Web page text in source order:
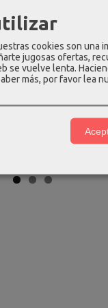
Mochila
40,60
cookies son una
jugosas ofertas,
se vuelve lenta.
más, por favor lea